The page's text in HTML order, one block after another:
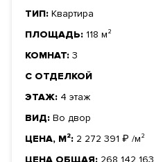
ТИП: Квартира
ПЛОЩАДЬ: 118 м²
КОМНАТ: 3
С ОТДЕЛКОЙ
ЭТАЖ: 4 этаж
ВИД: Во двор
ЦЕНА, М²: 2 272 391 ₽ /м²